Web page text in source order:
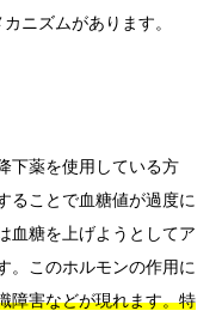
ニズムがあります。
下薬を使用している方
ることで血糖値が過度に
血糖を上げようとしてア
。このホルモンの作用に
障害などが現れます。特